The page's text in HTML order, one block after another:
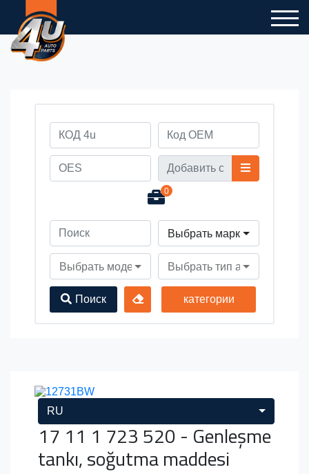
0
Выбрать марку
Выбрать модель автомобиляВыбрать тип автомобиля
Поиск категории
RU
17 11 1 723 520 - Genleşme
tankı, soğutma maddesi